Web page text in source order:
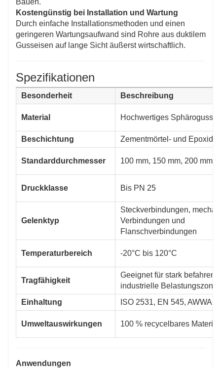
Kostengünstig bei Installation und Wartung
Durch einfache Installationsmethoden und einen
geringeren Wartungsaufwand sind Rohre aus duktilem
Gusseisen auf lange Sicht äußerst wirtschaftlich.
Spezifikationen
Besonderheit Beschreibung
Material Hochwertiges Sphäroguss
Beschichtung Zementmörtel- und
Standarddurchmesser 100 mm, 150 mm, 200 mm,
Druckklasse Bis PN 25
Gelenktyp
Steckverbindungen,
Verbindungen und
Flanschverbindungen
Temperaturbereich -20°C bis 120°C
Tragfähigkeit
Geeignet für stark
industrielle
Einhaltung
ISO 2531, EN 545, AWWA
Umweltauswirkungen 100 % recycelbares Material
Anwendungen